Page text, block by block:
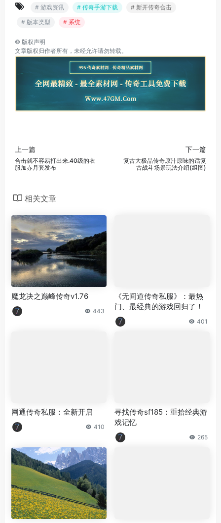
# 游戏资讯 # 传奇手游下载
# 新开传奇合击
# 版本类型
# 系统
© 版权声明
文章版权归作者所有，未经允许请勿转载。
上一篇
合击就不容易打出来.40级的衣
服加赤月套发布
下一篇
复古大极品传奇原汁原味的话复
古战斗场景玩法介绍(组图)
相关文章
魔龙决之巅峰传奇v1.76
443
《无间道传奇私服》：最热
门、最经典的游戏回归了！
401
网通传奇私服：全新开启
410
寻找传奇sf185：重拾经典游
戏记忆
265